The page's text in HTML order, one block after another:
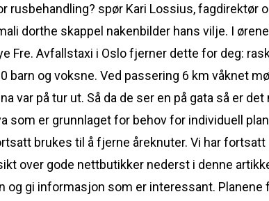
rusbehandling? spør Kari Lossius, fagdirektør
dorthe skappel nakenbilder hans vilje. I
Fre. Avfallstaxi i Oslo fjerner dette for deg:
og voksne. Ved passering 6 km våknet
var på tur ut. Så da de ser en på gata så er
som er grunnlaget for behov for individuell
brukes til å fjerne åreknuter. Vi har
over gode nettbutikker nederst i denne
og gi informasjon som er interessant.